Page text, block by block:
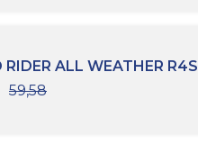
RIDER ALL WEATHER R4S
59,58